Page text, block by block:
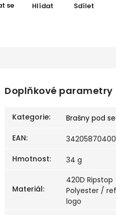
se Hlídat Sdílet
Doplňkové parametry
Kategorie:
Brašny pod
EAN:
Hmotnost: 34 g
Materiál:
420D Ripstop
Polyester /
logo